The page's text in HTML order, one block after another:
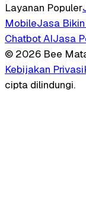
Layanan Populer
MobileJasa
Chatbot AIJasa
© 2026 Bee
Kebijakan Privasi
cipta dilindungi.